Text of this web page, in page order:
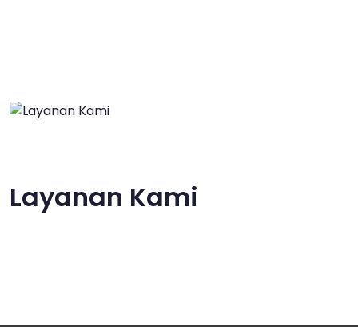
Layanan Kami